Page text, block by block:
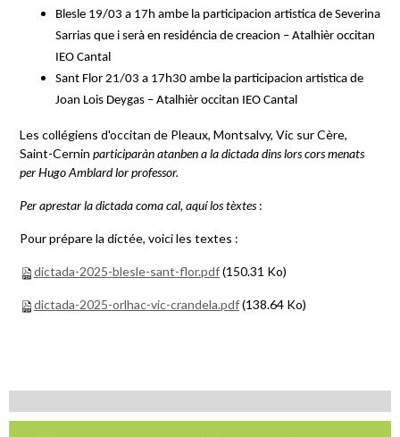
Blesle 19/03 a 17h ambe la participacion artistica de Severina
Sarrias que i serà en residéncia de creacion – Atalhièr occitan
IEO Cantal
Sant Flor 21/03 a 17h30 ambe la participacion artistica de
Joan Lois Deygas – Atalhièr occitan IEO Cantal
Les collégiens d'occitan de Pleaux, Montsalvy, Vic sur Cère,
Saint-Cernin participaràn atanben a la dictada dins lors cors menats
per Hugo Amblard lor professor.
Per aprestar la dictada coma cal, aquí los tèxtes:
Pour prépare la dictée, voici les textes :
dictada-2025-blesle-sant-flor.pdf(150.31 Ko)
dictada-2025-orlhac-vic-crandela.pdf(138.64 Ko)